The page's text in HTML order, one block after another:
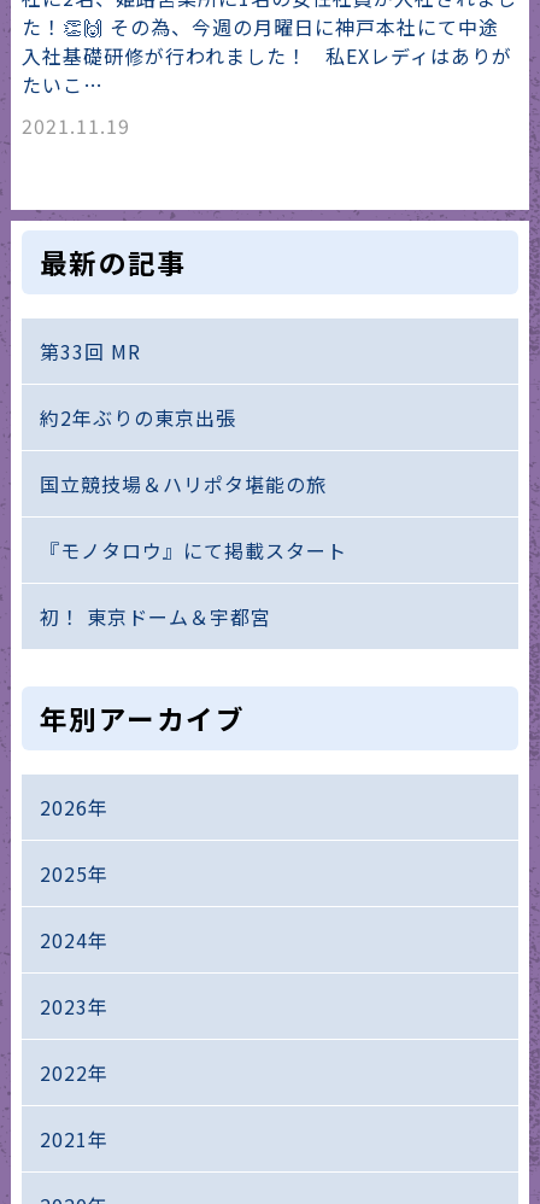
た！👏🙌 その為、今週の月曜日に神戸本社にて中途
入社基礎研修が行われました！ 私EXレディはありが
たいこ…
2021.11.19
最新の記事
第33回 MR
約2年ぶりの東京出張
国立競技場＆ハリポタ堪能の旅
『モノタロウ』にて掲載スタート
初！ 東京ドーム＆宇都宮
年別アーカイブ
2026年
2025年
2024年
2023年
2022年
2021年